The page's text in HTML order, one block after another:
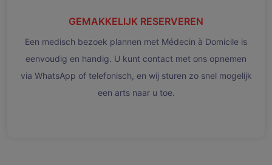
GEMAKKELIJK RESERVEREN
Een medisch bezoek plannen met Médecin à Domicile is
eenvoudig en handig. U kunt contact met ons opnemen
via WhatsApp of telefonisch, en wij sturen zo snel mogelijk
een arts naar u toe.